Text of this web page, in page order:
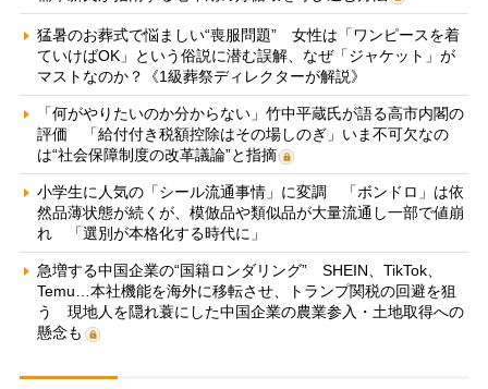
猛暑のお葬式で悩ましい“喪服問題” 女性は「ワンピースを着
ていけばOK」という俗説に潜む誤解、なぜ「ジャケット」が
マストなのか？《1級葬祭ディレクターが解説》
「何がやりたいのか分からない」竹中平蔵氏が語る高市内閣の
評価 「給付付き税額控除はその場しのぎ」いま不可欠なの
は“社会保障制度の改革議論”と指摘
小学生に人気の「シール流通事情」に変調 「ボンドロ」は依
然品薄状態が続くが、模倣品や類似品が大量流通し一部で値崩
れ 「選別が本格化する時代に」
急増する中国企業の“国籍ロンダリング” SHEIN、TikTok、
Temu…本社機能を海外に移転させ、トランプ関税の回避を狙
う 現地人を隠れ蓑にした中国企業の農業参入・土地取得への
懸念も